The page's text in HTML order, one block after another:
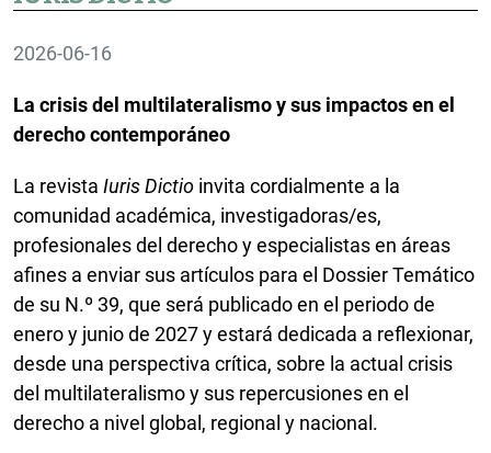
2026-06-16
La crisis del multilateralismo y sus impactos en el
derecho contemporáneo
La revista Iuris Dictio invita cordialmente a la
comunidad académica, investigadoras/es,
profesionales del derecho y especialistas en áreas
afines a enviar sus artículos para el Dossier Temático
de su N.º 39, que será publicado en el periodo de
enero y junio de 2027 y estará dedicada a reflexionar,
desde una perspectiva crítica, sobre la actual crisis
del multilateralismo y sus repercusiones en el
derecho a nivel global, regional y nacional.